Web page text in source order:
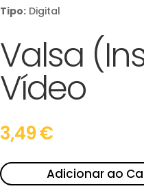
Tipo: Digital
Valsa
Vídeo
3,49€
Adicionar ao